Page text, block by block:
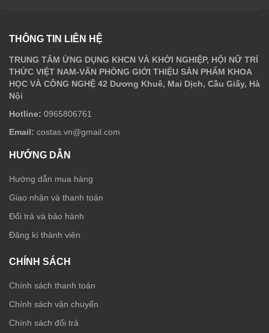
THÔNG TIN LIÊN HỆ
TRUNG TÂM ỨNG DỤNG KHCN VÀ KHỞI NGHIỆP, HỘI NỮ TRÍ
THỨC VIỆT NAM-VĂN PHÒNG GIỚI THIỆU SẢN PHẨM KHOA
HỌC VÀ CÔNG NGHỆ 42 Dương Khuê, Mai Dịch, Cầu Giấy, Hà
Nội
Hotline: 0965806761
Email: costas.vn@gmail.com
HƯỚNG DẪN
Hướng dẫn mua hàng
Giao nhận và thanh toán
Đổi trả và bảo hành
Đăng kí thành viên
CHÍNH SÁCH
Chính sách thanh toán
Chính sách vận chuyển
Chính sách đổi trả